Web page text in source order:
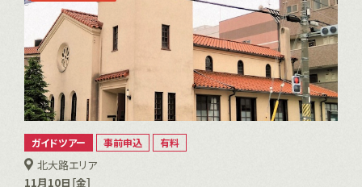
ガイドツアー 事前申込 有料
北大路エリア
11月10日［金］